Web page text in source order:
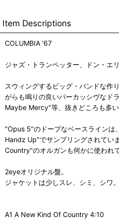
Item Descriptions
COLUMBIA '67
ジャズ・トランペッター、ドン・エ
スウィングするビッグ・バンドな作
がらも鳴りの良いパーカッシヴなド
Maybe Mercy"等、抜きどころも多い
"Opus 5"のドープなベースラインは
Handz Up"でサンプリングされてい
Country"のオルガンも何かに使われ
2eyeオリジナル盤。
ジャケットは少しスレ、シミ、シワ
A1 A New Kind Of Country 4:10